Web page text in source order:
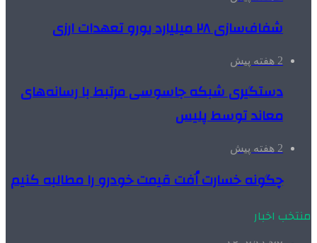
شفاف‌سازی ۲۸ میلیارد یورو تعهدات ارزی
2 هفته پیش
دستگیری شبکه جاسوسی مرتبط با رسانه‌های
معاند توسط پلیس
2 هفته پیش
چگونه خسارت اُفت قیمت خودرو را مطالبه کنیم
منتخب اخبار